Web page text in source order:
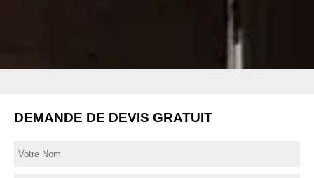
DEMANDE DE DEVIS GRATUIT